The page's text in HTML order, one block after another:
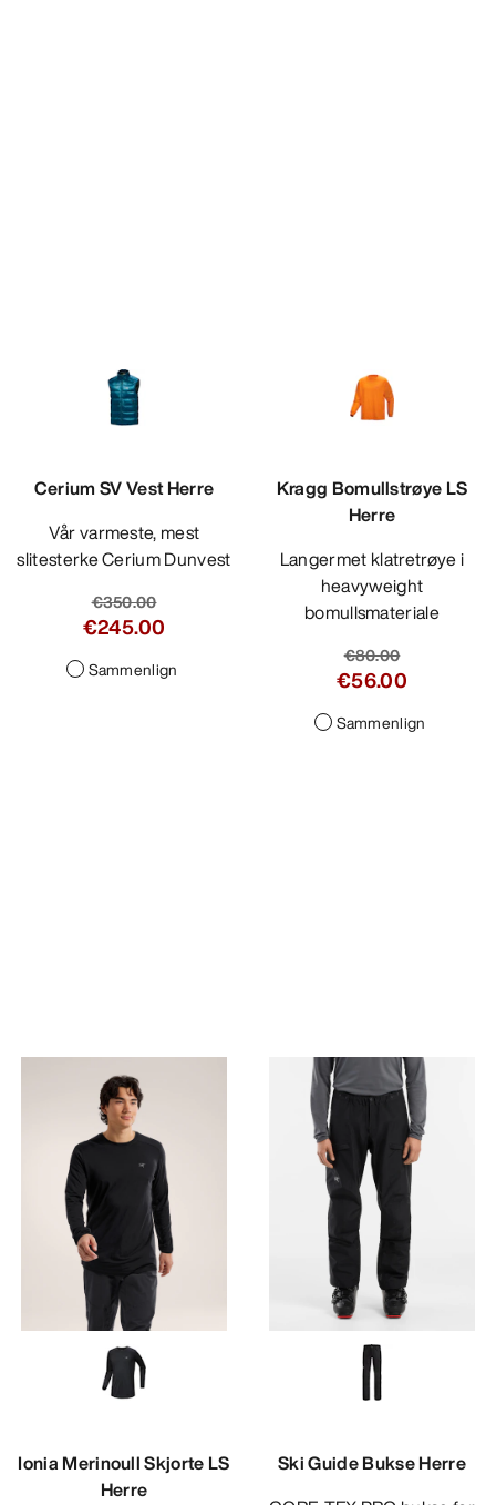
Cerium SV Vest Herre
Vår varmeste, mest
slitesterke Cerium Dunvest
€350.00
€245.00
Sammenlign
Kragg Bomullstrøye LS
Herre
Langermet klatretrøye i
heavyweight
bomullsmateriale
€80.00
€56.00
Sammenlign
Ionia Merinoull Skjorte LS
Herre
Ski Guide Bukse Herre